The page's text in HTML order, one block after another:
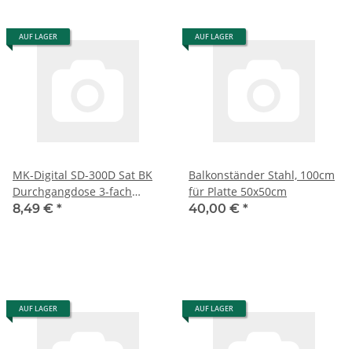
AUF LAGER
MK-Digital SD-300D Sat BK
Durchgangdose 3-fach
Aufputz + Unterputz
8,49 € *
AUF LAGER
Balkonständer Stahl, 100cm
für Platte 50x50cm
40,00 € *
AUF LAGER AUF LAGER